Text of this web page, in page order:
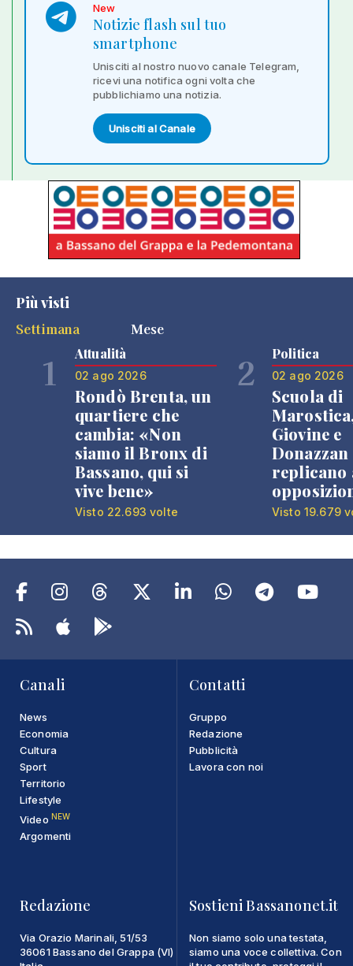
New
Notizie flash sul tuo
smartphone
Unisciti al nostro nuovo canale Telegram,
ricevi una notifica ogni volta che
pubblichiamo una notizia.
Unisciti al Canale
Più visti
Settimana
Mese
1 Attualità
02 ago 2026
Rondò Brenta, un
quartiere che
cambia: «Non
siamo il Bronx di
Bassano, qui si
vive bene»
Visto 22.693 volte
2 Politica
02 ago 2026
Scuola di
Giovine e
Donazzan
replicano
Visto 19.679
Canali
News
Economia
Cultura
Sport
Territorio
Lifestyle
Video NEW
Argomenti
Contatti
Gruppo
Redazione
Pubblicità
Lavora con noi
Redazione
Via Orazio Marinali, 51/53
36061 Bassano del Grappa (VI)
Sostieni Bassanonet.it
Non siamo solo una testata,
siamo una voce collettiva. Con